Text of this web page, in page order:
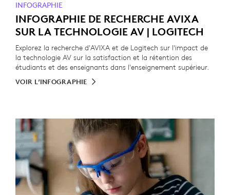
INFOGRAPHIE
INFOGRAPHIE DE RECHERCHE AVIXA
SUR LA TECHNOLOGIE AV | LOGITECH
Explorez la recherche d'AVIXA et de Logitech sur l'impact de
la technologie AV sur la satisfaction et la rétention des
étudiants et des enseignants dans l'enseignement supérieur.
VOIR L’INFOGRAPHIE